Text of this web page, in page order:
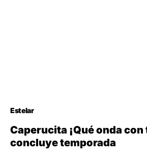
Estelar
Caperucita ¡Qué onda
concluye temporada